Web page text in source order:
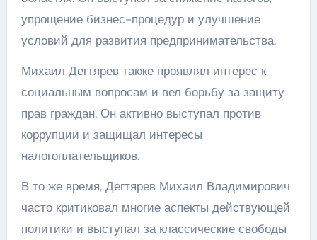
упрощение бизнес-процедур и улучшение
условий для развития предпринимательства.
Михаил Дегтярев также проявлял интерес к
социальным вопросам и вел борьбу за защиту
прав граждан. Он активно выступал против
коррупции и защищал интересы
налогоплательщиков.
В то же время, Дегтярев Михаил Владимирович
часто критиковал многие аспекты действующей
политики и выступал за классические свободы